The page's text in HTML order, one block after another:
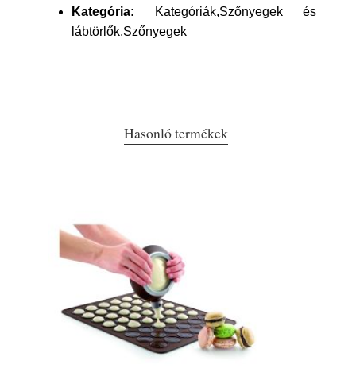
Kategória: Kategóriák,Szőnyegek és
lábtörlők,Szőnyegek
Hasonló termékek